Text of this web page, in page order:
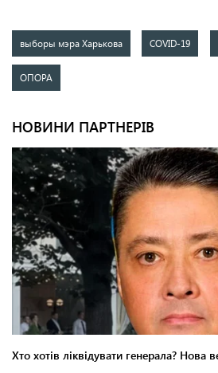
выборы мэра Харькова COVID-19
ОПОРА